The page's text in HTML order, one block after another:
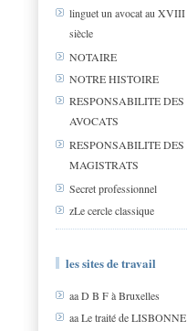
linguet un avocat au XVIII
siècle
NOTAIRE
NOTRE HISTOIRE
RESPONSABILITE DES
AVOCATS
RESPONSABILITE DES
MAGISTRATS
Secret professionnel
zLe cercle classique
les sites de travail
aa D B F à Bruxelles
aa Le traité de LISBONNE